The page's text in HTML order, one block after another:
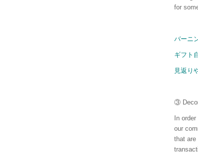
for
バーニ
ギフト
見返り
③
In
our
that are